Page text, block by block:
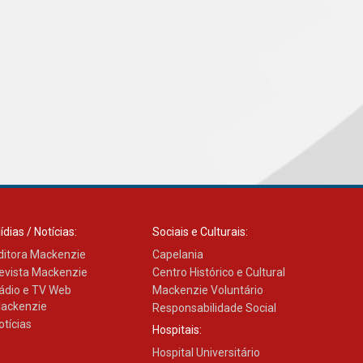
/ Notícias:
Mackenzie
Mackenzie
e TV Web
Sociais e Culturais:
Capelania
Centro Histórico e Cultural
Mackenzie Voluntário
Responsabilidade Social
Hospitais:
Hospital Universitário